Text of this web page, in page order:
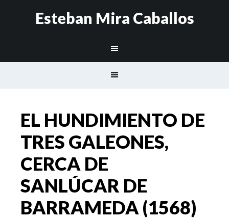
Esteban Mira Caballos
EL HUNDIMIENTO DE
TRES GALEONES,
CERCA DE
SANLÚCAR DE
BARRAMEDA (1568)